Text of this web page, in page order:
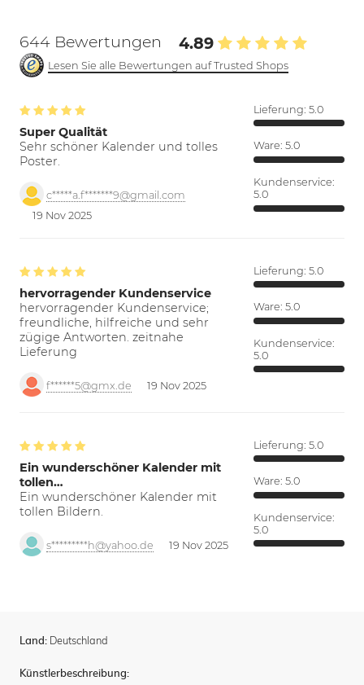
644 Bewertungen 4.89
Lesen Sie alle Bewertungen auf Trusted Shops
Super Qualität
Sehr schöner Kalender und tolles
Poster.
c*****a.f*******9@gmail.com
19 Nov 2025
Lieferung: 5.0
Ware: 5.0
Kundenservice:
5.0
hervorragender Kundenservice
hervorragender Kundenservice;
freundliche, hilfreiche und sehr
zügige Antworten. zeitnahe
Lieferung
f******5@gmx.de 19 Nov 2025
Lieferung: 5.0
Ware: 5.0
Kundenservice:
5.0
Ein wunderschöner Kalender mit
tollen…
Ein wunderschöner Kalender mit
tollen Bildern.
s*********h@yahoo.de 19 Nov 2025
Lieferung: 5.0
Ware: 5.0
Kundenservice:
5.0
Land: Deutschland
Künstlerbeschreibung: